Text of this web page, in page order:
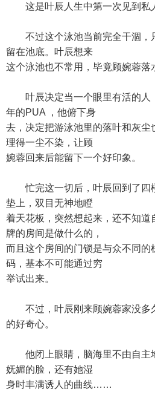
这是叶辰人生中第一次见到私
不过这个泳池当前完全干涸，
留在池底。叶辰想来
这个泳池也不常用，毕竟顾婉蓉落
叶辰决定当一个眼里有活的人
年的PUA ，他俯下身
去，决定把游泳池里的落叶和灰尘
理得一尘不染，让顾
婉蓉回来后能留下一个好印象。
忙完这一切后，叶辰回到了四
垫上，双目无神地瞪
着天花板，突然想起来，还不知道
牌的房间是做什么的，
而且这个房间的门锁是与众不同的
码，基本不可能通过穷
举试出来。
不过，叶辰刚来顾婉蓉家没多
的好奇心。
他闭上眼睛，脑海里不由自主
妩媚的脸，还有她湿
身时丰满诱人的曲线……